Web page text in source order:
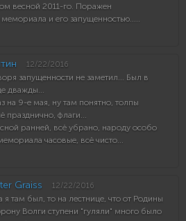
весной 2011-го. Поражен
и его запущенностью.....
12/22/2016
запущенности не заметил... Был в
дважды...
на 9-е мая, ну там понятно, толпы
празднично, флаги...
ранней, всё убрано, народу особо
часовые, всё чисто...
Graiss 12/22/2016
я там был, то на лестнице, что от Родины
Волги ступени "гуляли" много было